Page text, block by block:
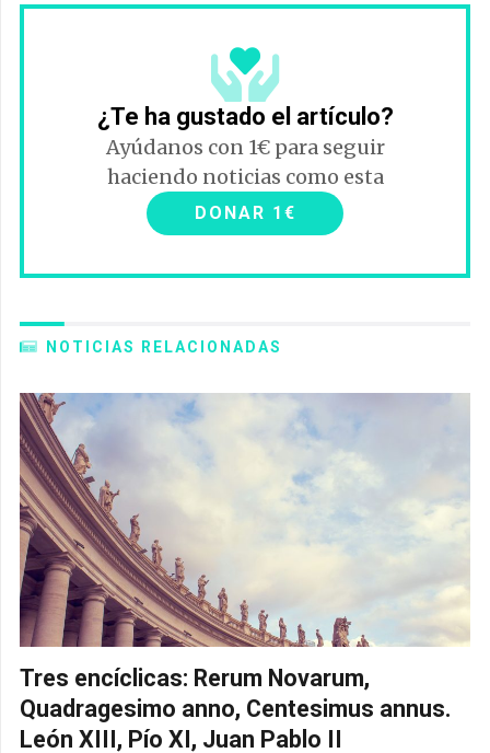
¿Te ha gustado el artículo?
Ayúdanos con 1€ para seguir
haciendo noticias como esta
DONAR 1€
NOTICIAS RELACIONADAS
Tres encíclicas: Rerum Novarum,
Quadragesimo anno, Centesimus annus.
León XIII, Pío XI, Juan Pablo II